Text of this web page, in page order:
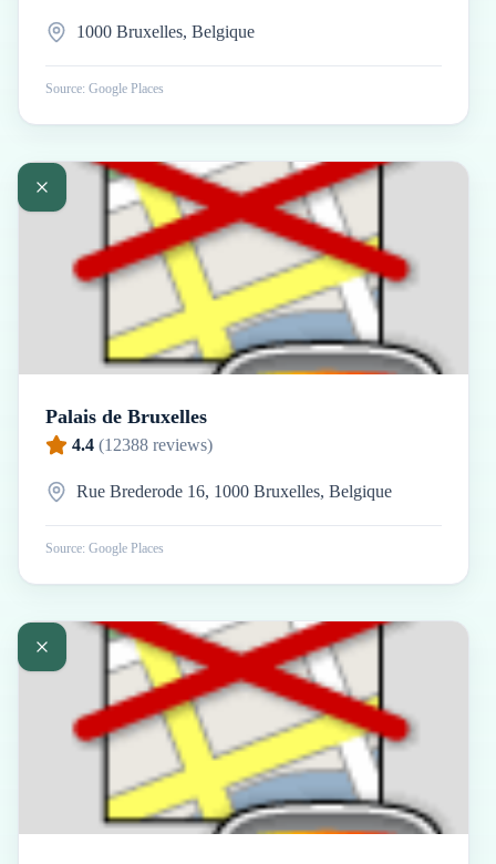
1000 Bruxelles, Belgique
Source: Google Places
Palais de Bruxelles
4.4 (12388 reviews)
Rue Brederode 16, 1000 Bruxelles, Belgique
Source: Google Places